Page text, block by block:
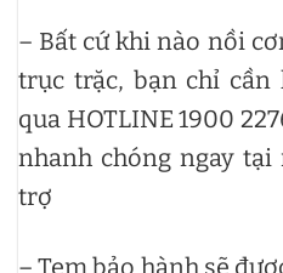
– Bất cứ khi nào nồi
trục trặc, bạn chỉ
qua HOTLINE 1900
nhanh chóng ngay tại
trợ
– Tem bảo hành sẽ